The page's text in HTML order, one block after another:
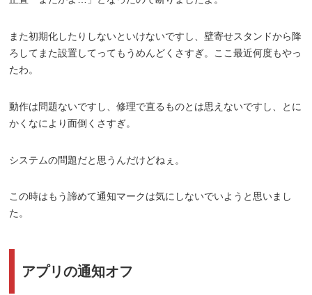
また初期化したりしないといけないですし、壁寄せスタンドから降
ろしてまた設置してってもうめんどくさすぎ。ここ最近何度もやっ
たわ。
動作は問題ないですし、修理で直るものとは思えないですし、とに
かくなにより面倒くさすぎ。
システムの問題だと思うんだけどねぇ。
この時はもう諦めて通知マークは気にしないでいようと思いまし
た。
アプリの通知オフ